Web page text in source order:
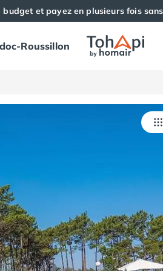
budget et payez en plusieurs fois
Roussillon